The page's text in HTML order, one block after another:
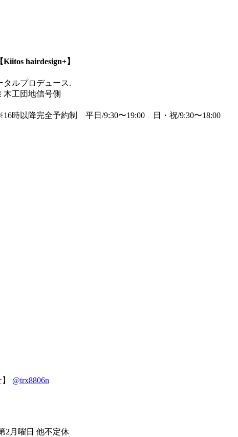
hairdesign+】
タルプロデュース.
木工団地信号側
時以降完全予約制 平日/9:30〜19:00 日・祝/9:30〜18:00
@trx8806n
2月曜日 他不定休